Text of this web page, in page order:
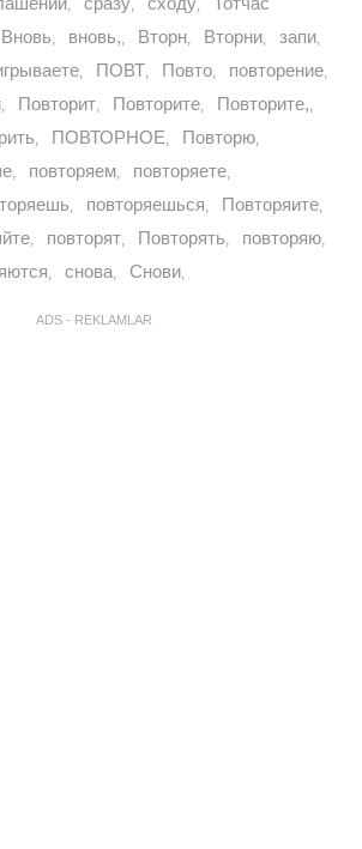
, , ,
Вновь, вновь,, Вторн, Вторни, запи,
, ПОВТ, Повто, повторение,
, Повторит, Повторите, Повторите,,
, ПОВТОРНОЕ, Повторю,
, повторяем, повторяете,
, повторяешься, Повторяите,
, повторят, Повторять, повторяю,
, снова, Снови,
ADS - REKLAMLAR